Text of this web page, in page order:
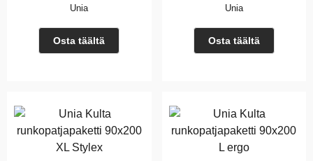
Unia
Osta täältä
Unia
Osta täältä